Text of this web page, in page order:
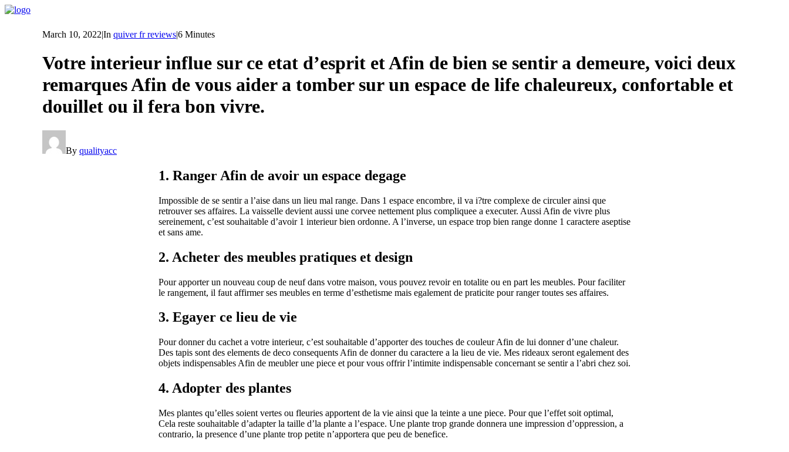
March 10, 2022|In quiver fr reviews|6 Minutes
Votre interieur influe sur ce etat d’esprit et Afin de bien se sentir a demeure, voici deux
remarques Afin de vous aider a tomber sur un espace de life chaleureux, confortable et
douillet ou il fera bon vivre.
By qualityacc
1. Ranger Afin de avoir un espace degage
Impossible de se sentir a l’aise dans un lieu mal range. Dans 1 espace encombre, il va i?tre complexe de circuler ainsi que
retrouver ses affaires. La vaisselle devient aussi une corvee nettement plus compliquee a executer. Aussi Afin de vivre plus
sereinement, c’est souhaitable d’avoir 1 interieur bien ordonne. A l’inverse, un espace trop bien range donne 1 caractere aseptise
et sans ame.
2. Acheter des meubles pratiques et design
Pour apporter un nouveau coup de neuf dans votre maison, vous pouvez revoir en totalite ou en part les meubles. Pour faciliter
le rangement, il faut affirmer ses meubles en terme d’esthetisme mais egalement de praticite pour ranger toutes ses affaires.
3. Egayer ce lieu de vie
Pour donner du cachet a votre interieur, c’est souhaitable d’apporter des touches de couleur Afin de lui donner d’une chaleur.
Des tapis sont des elements de deco consequents Afin de donner du caractere a la lieu de vie. Mes rideaux seront egalement des
objets indispensables Afin de meubler une piece et pour vous offrir l’intimite indispensable concernant se sentir a l’abri chez soi.
4. Adopter des plantes
Mes plantes qu’elles soient vertes ou fleuries apportent de la vie ainsi que la teinte a une piece. Pour que l’effet soit optimal,
Cela reste souhaitable d’adapter la taille d’la plante a l’espace. Une plante trop grande donnera une impression d’oppression, a
contrario, la presence d’une plante trop petite n’apportera que peu de benefice.